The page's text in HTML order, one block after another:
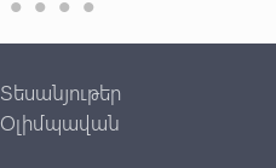
Տեսանյութեր
Օլիմպավան